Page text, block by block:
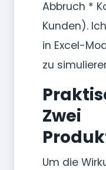
Abbruch *
Kunden).
in Excel-
zu
Zwei
Um die